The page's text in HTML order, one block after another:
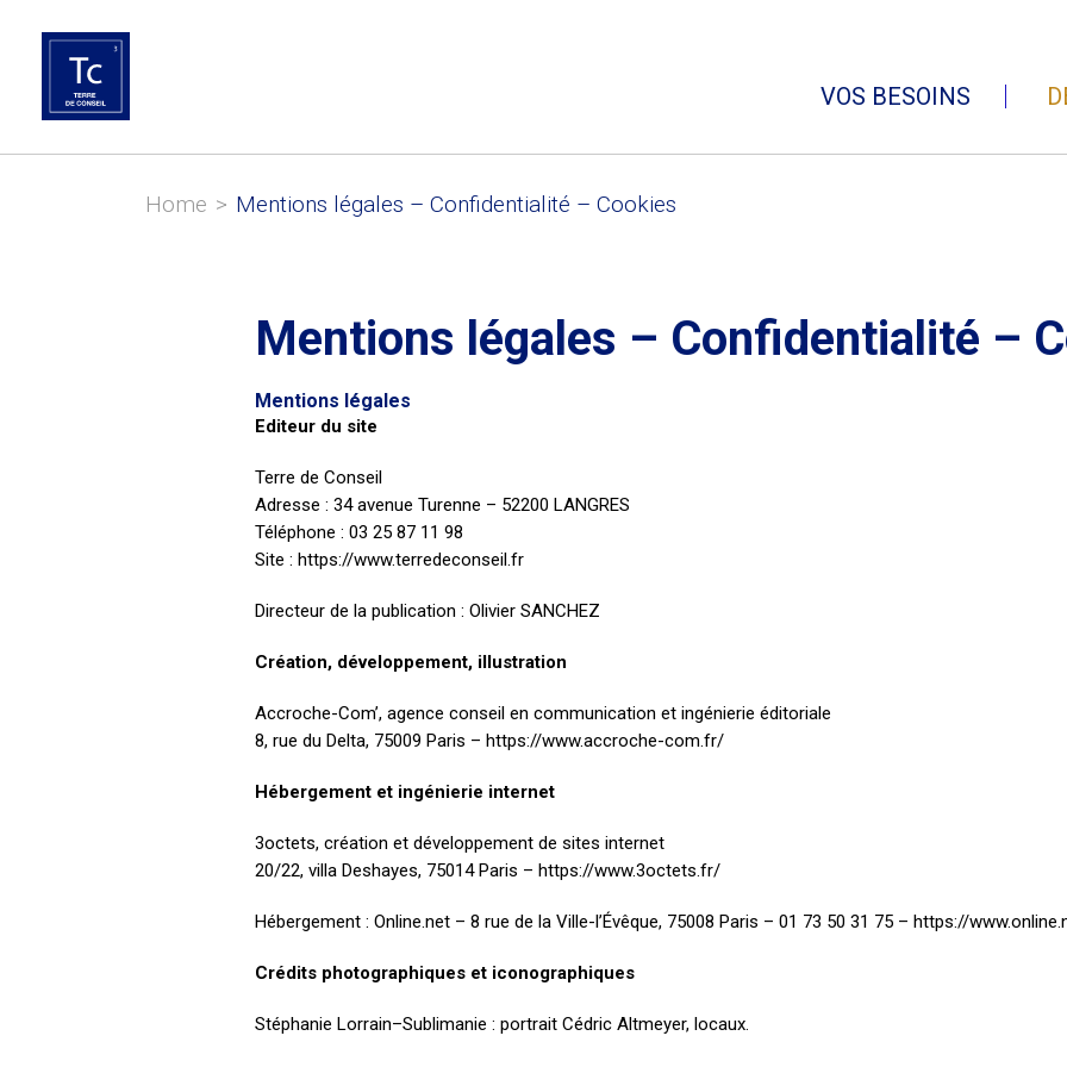
VOS BESOINS
Home > Mentions légales – Confidentialité – Cookies
Mentions légales – Confidentialité –
Mentions légales
Editeur du site
Terre de Conseil
Adresse : 34 avenue Turenne – 52200 LANGRES
Téléphone : 03 25 87 11 98
Site : https://www.terredeconseil.fr
Directeur de la publication : Olivier SANCHEZ
Création, développement, illustration
Accroche-Com’, agence conseil en communication et ingénierie éditoriale
8, rue du Delta, 75009 Paris – https://www.accroche-com.fr/
Hébergement et ingénierie internet
3octets, création et développement de sites internet
20/22, villa Deshayes, 75014 Paris – https://www.3octets.fr/
Hébergement : Online.net – 8 rue de la Ville-l’Évêque, 75008 Paris – 01 73 50 31 75 – https://
Crédits photographiques et iconographiques
Stéphanie Lorrain–Sublimanie : portrait Cédric Altmeyer, locaux.